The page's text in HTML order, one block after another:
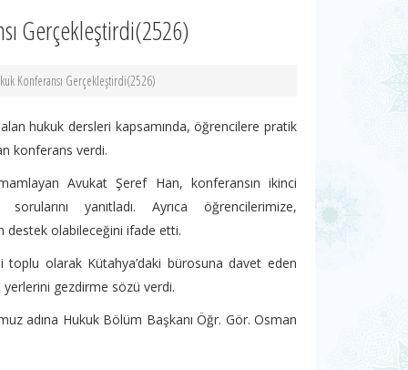
Gerçekleştirdi(2526)
Konferansı Gerçekleştirdi(2526)
hukuk dersleri kapsamında, öğrencilere pratik
konferans verdi.
Avukat Şeref Han, konferansın ikinci
yanıtladı. Ayrıca öğrencilerimize,
destek olabileceğini ifade etti.
toplu olarak Kütahya’daki bürosuna davet eden
yerlerini gezdirme sözü verdi.
adına Hukuk Bölüm Başkanı Öğr. Gör. Osman